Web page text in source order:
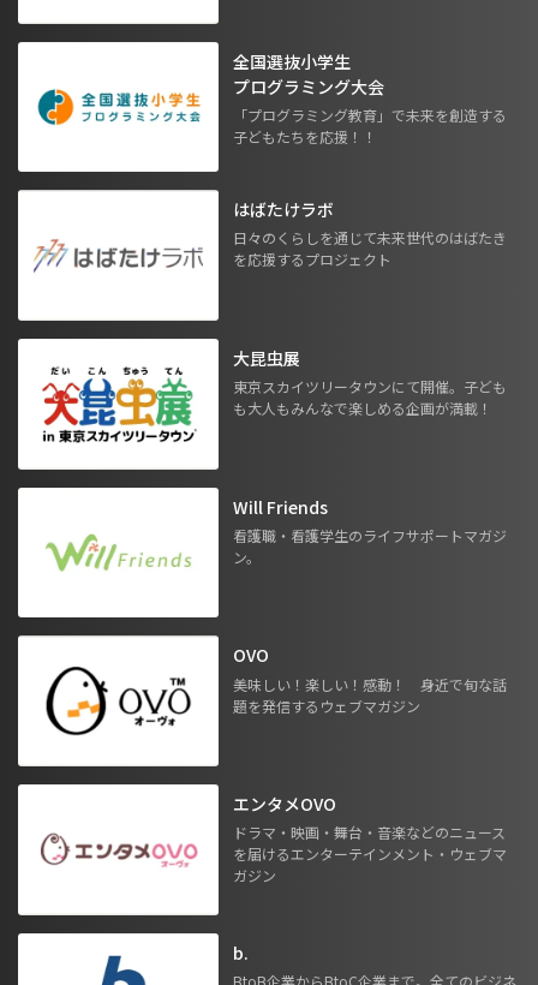
全国選抜小学生
プログラミング大会
「プログラミング教育」で未来を創造する
子どもたちを応援！！
はばたけラボ
日々のくらしを通じて未来世代のはばたき
を応援するプロジェクト
大昆虫展
東京スカイツリータウンにて開催。子ども
も大人もみんなで楽しめる企画が満載！
Will Friends
看護職・看護学生のライフサポートマガジ
ン。
OVO
美味しい！楽しい！感動！ 身近で旬な話
題を発信するウェブマガジン
エンタメOVO
ドラマ・映画・舞台・音楽などのニュース
を届けるエンターテインメント・ウェブマ
ガジン
b.
BtoB企業からBtoC企業まで。全てのビジネ